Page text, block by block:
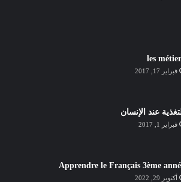
les
فبراير 17, 2017
عند الإنسان
فبراير 1, 2017
Apprendre le Français 3ème
أكتوبر 29, 2022